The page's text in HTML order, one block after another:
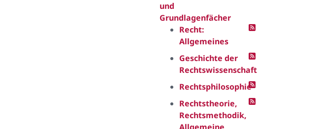
und
Grundlagenfächer
Recht:
Allgemeines
Geschichte der
Rechtswissenschaft
Rechtsphilosophie
Rechtstheorie,
Rechtsmethodik,